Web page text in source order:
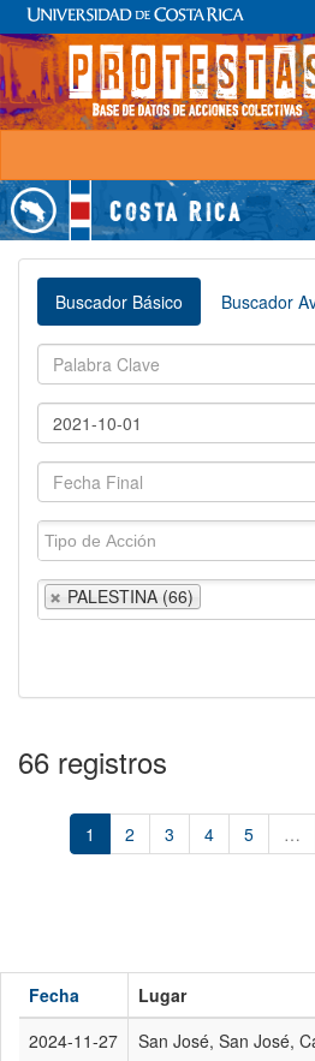
Buscador Básico Buscador
PALESTINA (66)
66 registros
1 2 3 4 5 …
Fecha Lugar
2024-11-27
San José, San José,